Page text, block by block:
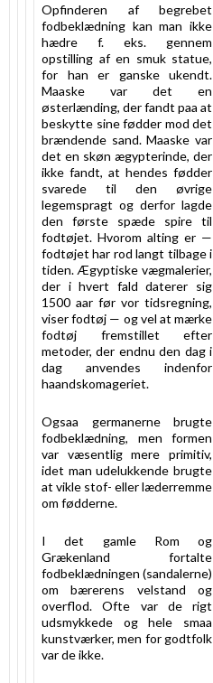
Opfinderen af begrebet
fodbeklædning kan man ikke
hædre f. eks. gennem
opstilling af en smuk statue,
for han er ganske ukendt.
Maaske var det en
østerlænding, der fandt paa at
beskytte sine fødder mod det
brændende sand. Maaske var
det en skøn ægypterinde, der
ikke fandt, at hendes fødder
svarede til den øvrige
legemspragt og derfor lagde
den første spæde spire til
fodtøjet. Hvorom alting er —
fodtøjet har rod langt tilbage i
tiden. Ægyptiske vægmalerier,
der i hvert fald daterer sig
1500 aar før vor tidsregning,
viser fodtøj — og vel at mærke
fodtøj fremstillet efter
metoder, der endnu den dag i
dag anvendes indenfor
haandskomageriet.
Ogsaa germanerne brugte
fodbeklædning, men formen
var væsentlig mere primitiv,
idet man udelukkende brugte
at vikle stof- eller læderremme
om fødderne.
I det gamle Rom og
Grækenland fortalte
fodbeklædningen (sandalerne)
om bærerens velstand og
overflod. Ofte var de rigt
udsmykkede og hele smaa
kunstværker, men for godtfolk
var de ikke.